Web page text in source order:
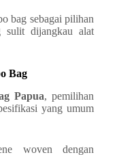
bag sebagai pilihan
sulit dijangkau alat
Bag
Papua, pemilihan
yang umum
woven dengan